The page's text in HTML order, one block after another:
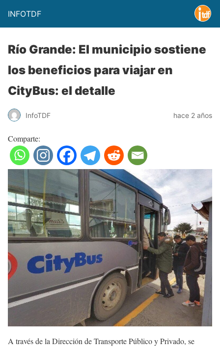
INFOTDF
Río Grande: El municipio sostiene
los beneficios para viajar en
CityBus: el detalle
InfoTDF hace 2 años
Comparte:
A través de la Dirección de Transporte Público y Privado, se